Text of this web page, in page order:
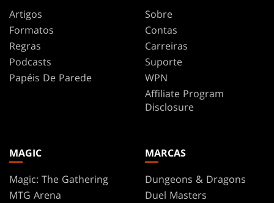
Artigos
Formatos
Regras
Podcasts
Papéis De Parede
Sobre
Contas
Carreiras
Suporte
WPN
Affiliate Program
Disclosure
MAGIC
Magic: The Gathering
MTG Arena
MARCAS
Dungeons & Dragons
Duel Masters